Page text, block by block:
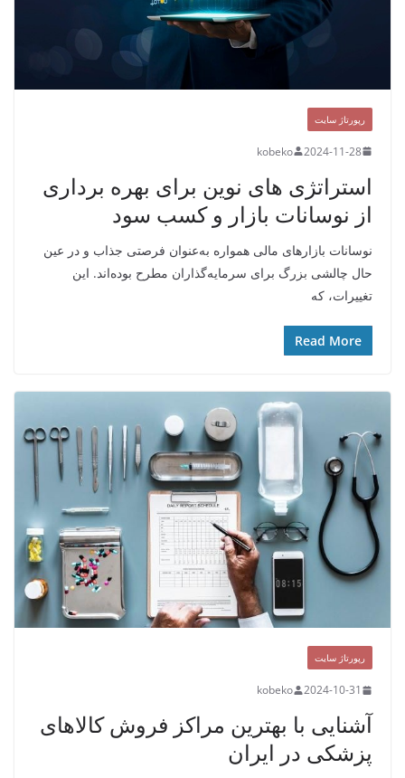
رپورتاژ سایت
2024-11-28
kobeko
استراتژی‌ های نوین برای بهره‌ برداری
از نوسانات بازار و کسب سود
نوسانات بازارهای مالی همواره به‌عنوان فرصتی جذاب و در عین
حال چالشی بزرگ برای سرمایه‌گذاران مطرح بوده‌اند. این
تغییرات، که
Read More
رپورتاژ سایت
2024-10-31
kobeko
آشنایی با بهترین مراکز فروش کالاهای
پزشکی در ایران